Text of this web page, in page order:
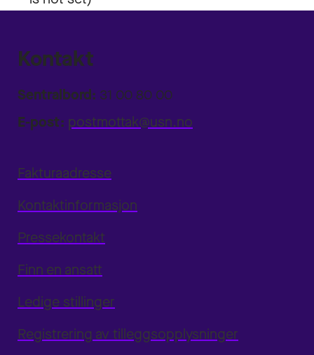
Kontakt
Sentralbord: 31 00 80 00
E-post: postmottak@usn.no
Fakturaadresse
Kontaktinformasjon
Pressekontakt
Finn en ansatt
Ledige stillinger
Registrering av tilleggsopplysninger